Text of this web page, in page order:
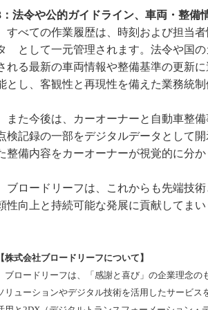
：法令や公的ガイドライン、車両・整備
すべての作業履歴は、時刻および担当
として一元管理されます。法令や国
れる最新の車両情報や整備基準の更新
とし、客観性と再現性を備えた業務統制
また今後は、カーオーナーと自動車整
検記録の一部をデジタルデータとして
整備内容をカーオーナーが視覚的に分
ブロードリーフは、これからも先端技
性向上と持続可能な発展に貢献してまい
【株式会社ブロードリーフについて】
ブロードリーフは、「感謝と喜び」の企業理念の
リューションやデジタル技術を活用したサービ